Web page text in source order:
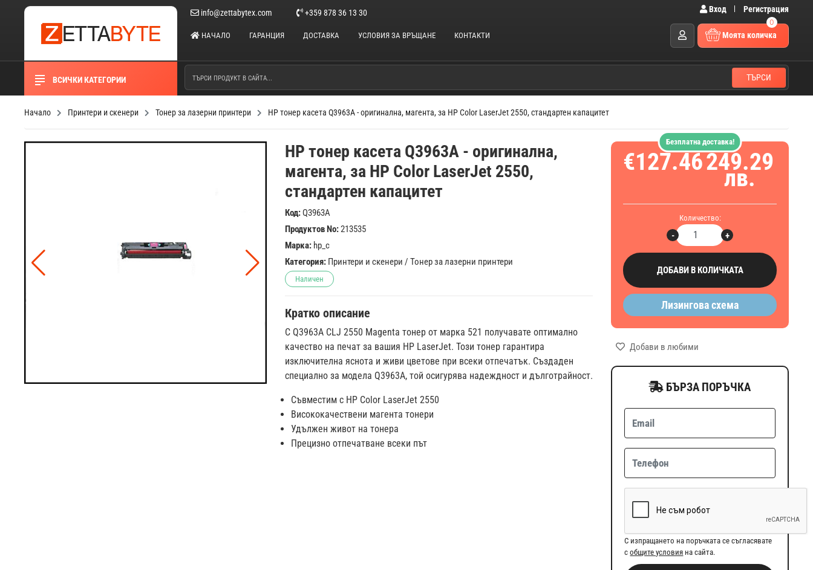
info@zettabytex.com +359 878 36 13 30 Вход Регистрация
НАЧАЛО ГАРАНЦИЯ ДОСТАВКА УСЛОВИЯ ЗА ВРЪЩАНЕ КОНТАКТИ
0
Моята количка
ВСИЧКИ КАТЕГОРИИ ТЪРСИ
Начало Принтери и скенери Тонер за лазерни принтери HP тонер касета Q3963A - оригинална, магента, за HP Color LaserJet 2550, стандартен капацитет
HP тонер касета Q3963A - оригинална,
магента, за HP Color LaserJet 2550,
стандартен капацитет
Код:Q3963A
Продуктов No:213535
Марка: hp_c
Категория: Принтери и скенери /Тонер за лазерни принтери
Наличен
Кратко описание
С Q3963A CLJ 2550 Magenta тонер от марка 521 получавате оптимално
качество на печат за вашия HP LaserJet. Този тонер гарантира
изключителна яснота и живи цветове при всеки отпечатък. Създаден
специално за модела Q3963A, той осигурява надеждност и дълготрайност.
Съвместим с HP Color LaserJet 2550
Висококачествени магента тонери
Удължен живот на тонера
Прецизно отпечатване всеки път
€127.46249.29
лв.
Количество:
+
-
ДОБАВИ В КОЛИЧКАТА
Безплатна доставка!
Лизингова схема
Добави в любими
БЪРЗА ПОРЪЧКА
С изпращането на поръчката се съгласявате
собщите условия на сайта.